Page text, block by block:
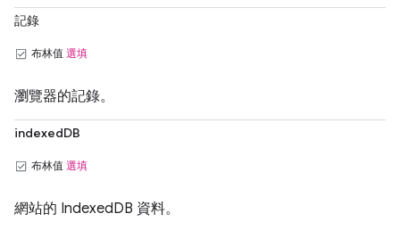
記錄
布林值 選填
瀏覽器的記錄。
indexedDB
布林值 選填
網站的 IndexedDB 資料。